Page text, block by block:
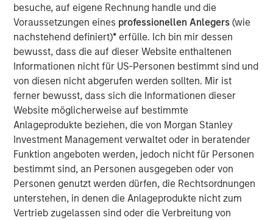
besuche, auf eigene Rechnung handle und die
Voraussetzungen eines professionellen Anlegers(wie
nachstehend definiert)* erfülle. Ich bin mir dessen
bewusst, dass die auf dieser Website enthaltenen
Informationen nicht für US-Personen bestimmt sind und
von diesen nicht abgerufen werden sollten. Mir ist
ferner bewusst, dass sich die Informationen dieser
Website möglicherweise auf bestimmte
Anlageprodukte beziehen, die von Morgan Stanley
Investment Management verwaltet oder in beratender
Funktion angeboten werden, jedoch nicht für Personen
bestimmt sind, an Personen ausgegeben oder von
Personen genutzt werden dürfen, die Rechtsordnungen
unterstehen, in denen die Anlageprodukte nicht zum
Vertrieb zugelassen sind oder die Verbreitung von
Commenting on the transaction, Will Milam, Head of
Morgan Stanley Real Estate Investing U.S., said: "This
acquisition reflects MSREI's strategy of identifying
institutional-quality net lease investments anchored by
investment-grade tenants in mission-critical facilities.
The specialized nature of the facility combined with the
tenant's deep operational investment supports the
likelihood for continued long-term occupancy."
The purpose-built facility is situated on more than 25
acres within the Myles Standish Business Park, which is
one of the top industrial parks in the Boston metropolitan
area.
Terms of the transaction were not disclosed.